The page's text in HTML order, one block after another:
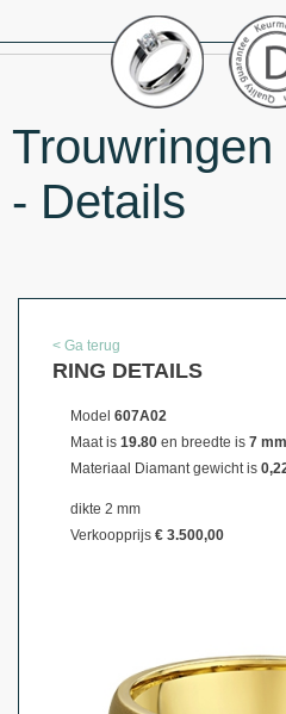
- Details
< Ga terug
RING DETAILS
Model 607A02
Maat is 19.80 en breedte is 7 mm
Materiaal Diamant gewicht is
dikte 2 mm
Verkoopprijs € 3.500,00